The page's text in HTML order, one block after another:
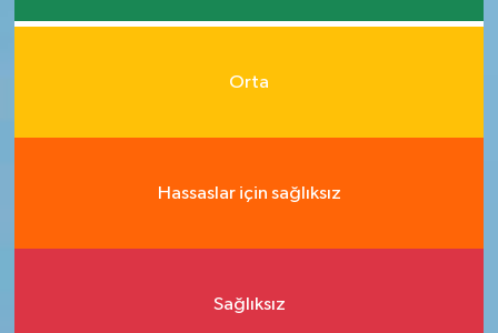
Orta
Hassaslar için sağlıksız
Sağlıksız